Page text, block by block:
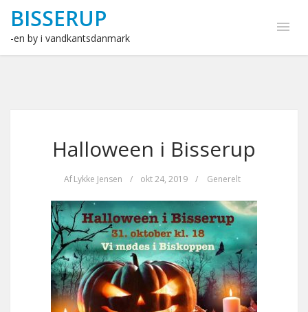
BISSERUP
-en by i vandkantsdanmark
Halloween i Bisserup
AfLykke Jensen / okt 24, 2019 / Generelt